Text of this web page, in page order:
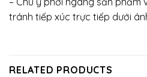
tránh tiếp xúc trực tiếp dưới
RELATED PRODUCTS